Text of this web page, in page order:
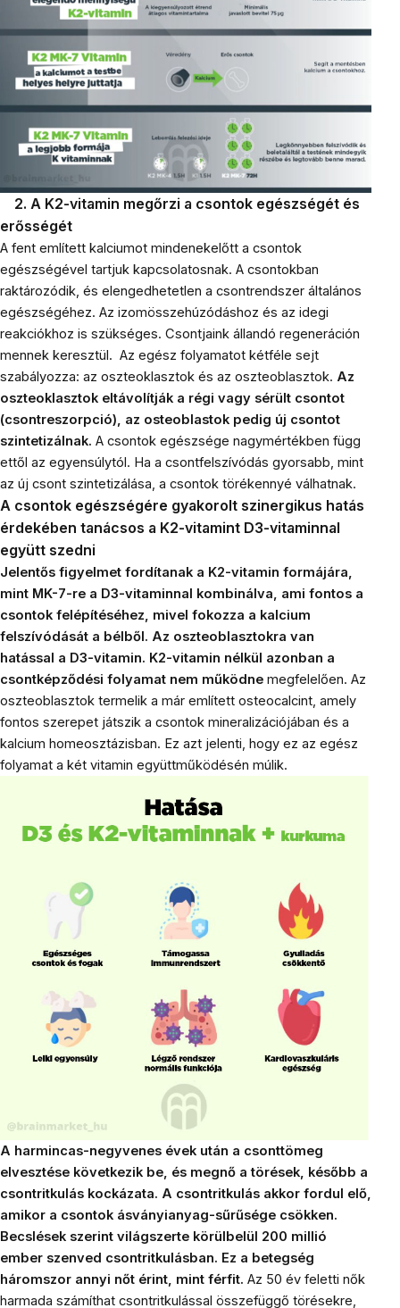
2. A K2-vitamin megőrzi a csontok egészségét és
erősségét
A fent említett kalciumot mindenekelőtt a csontok
egészségével tartjuk kapcsolatosnak. A csontokban
raktározódik, és elengedhetetlen a csontrendszer általános
egészségéhez. Az izomösszehúzódáshoz és az idegi
reakciókhoz is szükséges. Csontjaink állandó regeneráción
mennek keresztül. Az egész folyamatot kétféle sejt
szabályozza: az oszteoklasztok és az oszteoblasztok. Az
oszteoklasztok eltávolítják a régi vagy sérült csontot
(csontreszorpció), az osteoblastok pedig új csontot
szintetizálnak. A csontok egészsége nagymértékben függ
ettől az egyensúlytól. Ha a csontfelszívódás gyorsabb, mint
az új csont szintetizálása, a csontok törékennyé válhatnak.
A csontok egészségére gyakorolt ​​szinergikus hatás
érdekében tanácsos a K2-vitamint D3-vitaminnal
együtt szedni
Jelentős figyelmet fordítanak a K2-vitamin formájára,
mint MK-7-re a D3-vitaminnal kombinálva, ami fontos a
csontok felépítéséhez, mivel fokozza a kalcium
felszívódását a bélből. Az oszteoblasztokra van
hatással a D3-vitamin. K2-vitamin nélkül azonban a
csontképződési folyamat nem működne megfelelően. Az
oszteoblasztok termelik a már említett osteocalcint, amely
fontos szerepet játszik a csontok mineralizációjában és a
kalcium homeosztázisban. Ez azt jelenti, hogy ez az egész
folyamat a két vitamin együttműködésén múlik.
A harmincas-negyvenes évek után a csonttömeg
elvesztése következik be, és megnő a törések, később a
csontritkulás kockázata. A csontritkulás akkor fordul elő,
amikor a csontok ásványianyag-sűrűsége csökken.
Becslések szerint világszerte körülbelül 200 millió
ember szenved csontritkulásban. Ez a betegség
háromszor annyi nőt érint, mint férfit. Az 50 év feletti nők
harmada számíthat csontritkulással összefüggő törésekre,